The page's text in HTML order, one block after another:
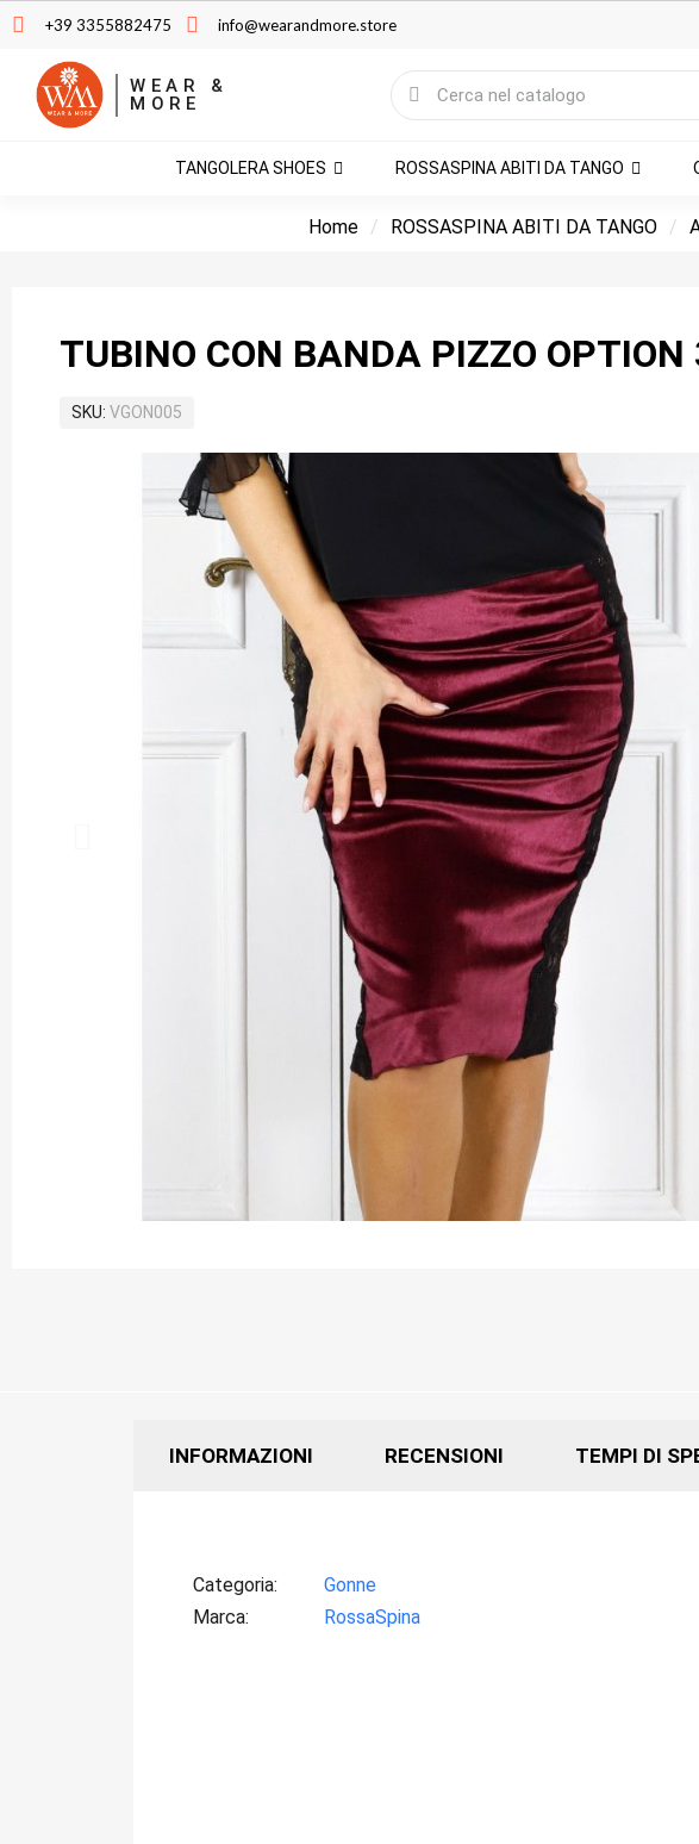
+39 3355882475 info@wearandmore.store
WEAR &
MORE
TANGOLERA SHOES ROSSASPINA ABITI DA TANGO
Home ROSSASPINA ABITI DA TANGO
TUBINO CON BANDA PIZZO OPTION
SKU VGON005
INFORMAZIONI RECENSIONI TEMPI DI
Categoria
Gonne
Marca
RossaSpina